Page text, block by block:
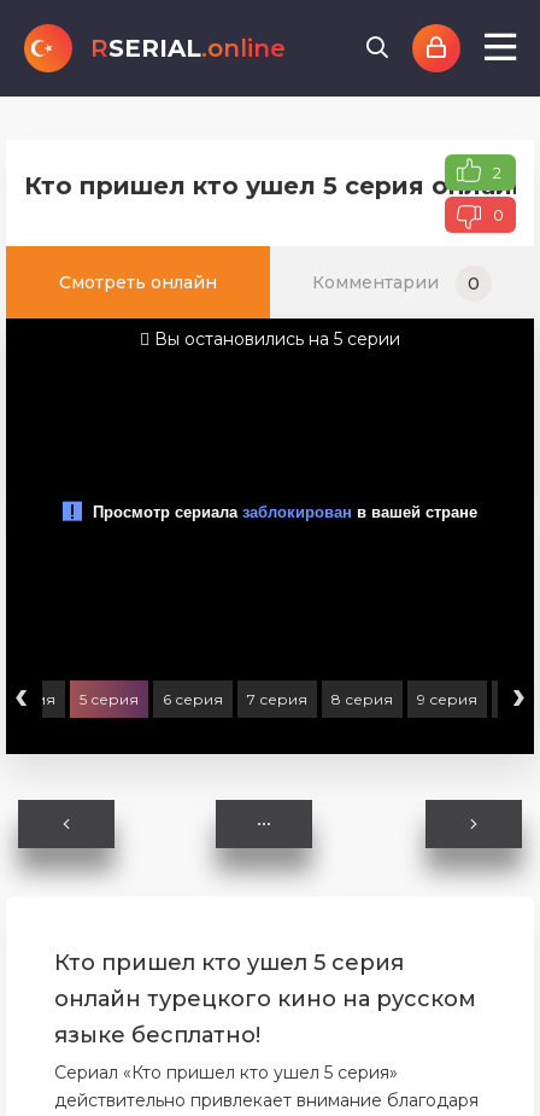
RSERIAL.online
Кто пришел кто ушел 5 серия онлайн
2
0
Смотреть онлайн Комментарии 0
Вы остановились на 5 серии
‹
серия 5 серия 6 серия 7 серия 8 серия 9 серия 10
›
Кто пришел кто ушел 5 серия
онлайн турецкого кино на русском
языке бесплатно!
Сериал «Кто пришел кто ушел 5 серия»
действительно привлекает внимание благодаря